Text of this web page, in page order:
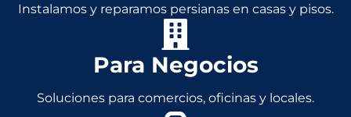
Instalamos y reparamos persianas en casas y pisos.
Para Negocios
Soluciones para comercios, oficinas y locales.